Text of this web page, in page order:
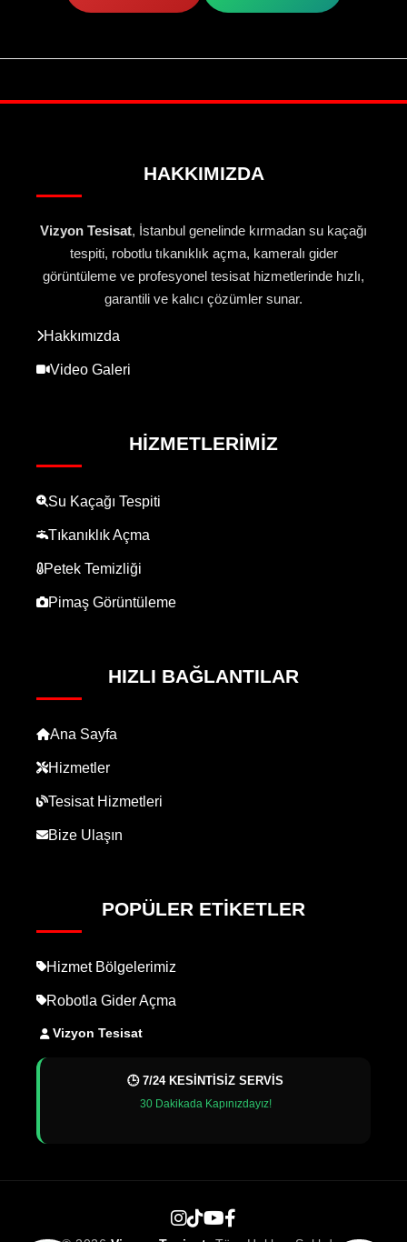
HAKKIMIZDA
Vizyon Tesisat, İstanbul genelinde kırmadan su kaçağı
tespiti, robotlu tıkanıklık açma, kameralı gider
görüntüleme ve profesyonel tesisat hizmetlerinde hızlı,
garantili ve kalıcı çözümler sunar.
Hakkımızda
Video Galeri
HIZMETLERIMIZ
Su Kaçağı Tespiti
Tıkanıklık Açma
Petek Temizliği
Pimaş Görüntüleme
HIZLI BAĞLANTILAR
Ana Sayfa
Hizmetler
Tesisat Hizmetleri
Bize Ulaşın
POPÜLER ETIKETLER
Hizmet Bölgelerimiz
Robotla Gider Açma
Vizyon Tesisat
🕒 7/24 KESİNTİSİZ SERVİS
30 Dakikada Kapınızdayız!